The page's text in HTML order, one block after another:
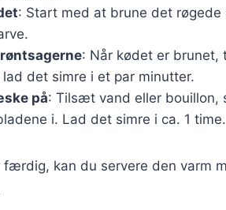
: Start med at brune det
: Når kødet er
det simre i et par minutter.
på: Tilsæt vand eller bouillon,
i. Lad det simre i ca. 1 time.
færdig, kan du servere den varm